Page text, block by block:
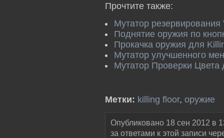
Прочтите также:
Мутатор резервирования
Поднятие оружия по
Прокачка оружия для
Мутатор улучшенного
Мутатор Проверки Цвета
Метки: killing floor, оружие
Опубликовано 18 сен 2012 в
за ответами к этой записи